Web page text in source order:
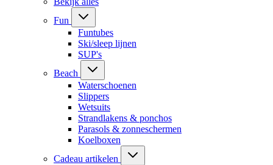
Fun
Funtubes
Ski/sleep lijnen
SUP's
Beach
Waterschoenen
Slippers
Wetsuits
Strandlakens & ponchos
Parasols & zonneschermen
Koelboxen
Cadeau artikelen